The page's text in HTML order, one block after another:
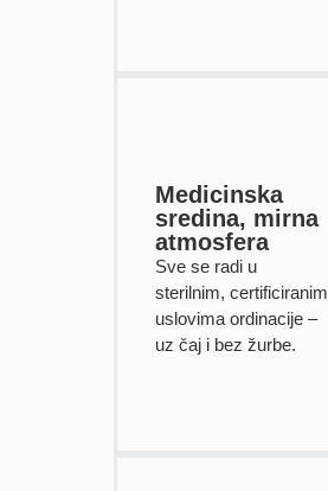
Medicinska
sredina, mirna
atmosfera
Sve se radi u
sterilnim, certificiranim
uslovima ordinacije –
uz čaj i bez žurbe.